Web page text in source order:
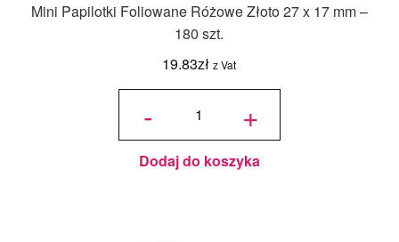
Mini Papilotki Foliowane Różowe Złoto 27 x 17 mm –
180 szt.
19.83zł z Vat
-
ilość Mini
Różowe
Złoto 27 x
17 mm -
180 szt. +
Dodaj do koszyka